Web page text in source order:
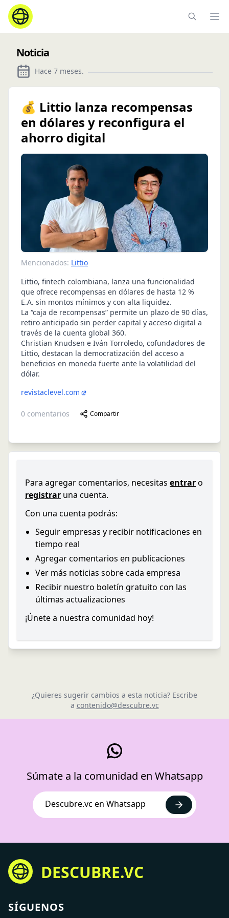
Noticia
Hace 7 meses.
💰 Littio lanza recompensas
en dólares y reconfigura el
ahorro digital
Mencionados: Littio
Littio, fintech colombiana, lanza una funcionalidad
que ofrece recompensas en dólares de hasta 12 %
E.A. sin montos mínimos y con alta liquidez.
La “caja de recompensas” permite un plazo de 90 días,
retiro anticipado sin perder capital y acceso digital a
través de la cuenta global 360.
Christian Knudsen e Iván Torroledo, cofundadores de
Littio, destacan la democratización del acceso a
beneficios en moneda fuerte ante la volatilidad del
dólar.
revistaclevel.com
0 comentarios Compartir
Para agregar comentarios, necesitas entraro
registrar una cuenta.
Con una cuenta podrás:
Seguir empresas y recibir notificaciones en
tiempo real
Agregar comentarios en publicaciones
Ver más noticias sobre cada empresa
Recibir nuestro boletín gratuito con las
últimas actualizaciones
¡Únete a nuestra comunidad hoy!
¿Quieres sugerir cambios a esta noticia? Escribe
a contenido@descubre.vc
Súmate a la comunidad en Whatsapp
Descubre.vc en Whatsapp
DESCUBRE.VC
SÍGUENOS